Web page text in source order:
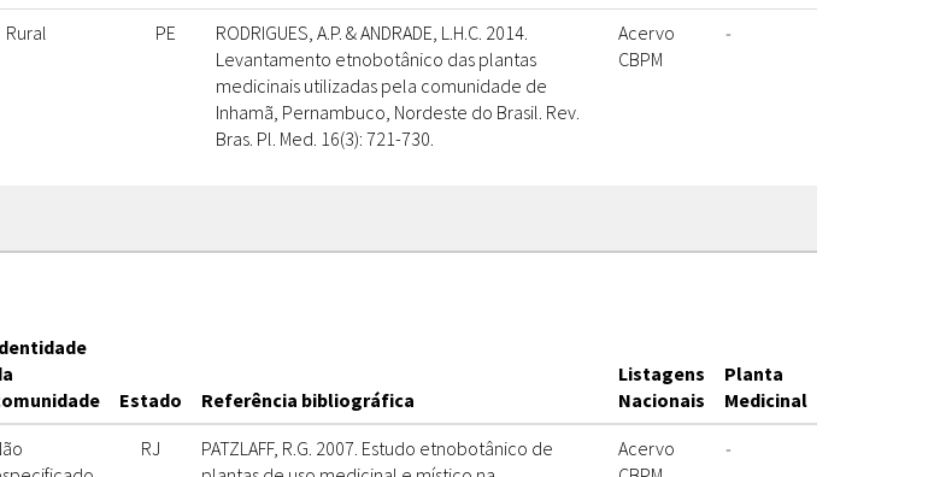
Rural PE
RODRIGUES, A.P. & ANDRADE, L.H.C. 2014.
Levantamento etnobotânico das plantas
medicinais utilizadas pela comunidade de
Inhamã, Pernambuco, Nordeste do Brasil. Rev.
Bras. Pl. Med. 16(3): 721-730.
Acervo
CBPM
-
Estado Referência bibliográfica
Listagens
Nacionais
Planta
Medicinal
RJ
PATZLAFF, R.G. 2007. Estudo etnobotânico de
Acervo
-